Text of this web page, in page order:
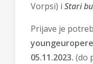
Vorpsi) i Stari
Prijave je
05.11.2023. (do